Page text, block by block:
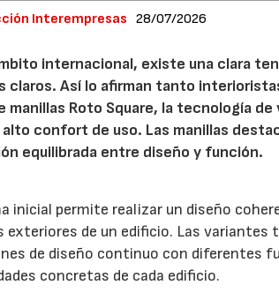
Interempresas 28/07/2026
internacional, existe una clara
claros. Así lo afirman tanto
manillas Roto Square, la tecnología
alto confort de uso. Las manillas
equilibrada entre diseño y función.
inicial permite realizar un diseño
exteriores de un edificio. Las
de diseño continuo con diferentes
concretas de cada edificio.